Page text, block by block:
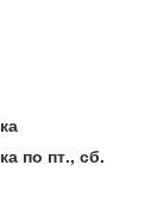
по пт., сб.